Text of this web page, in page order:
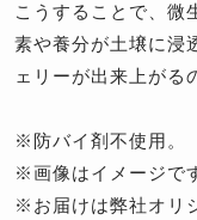
こうすることで、微
素や養分が土壌に浸
ェリーが出来上がる
※防バイ剤不使用。
※画像はイメージで
※お届けは弊社オリ